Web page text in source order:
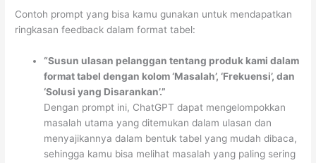
Contoh prompt yang bisa kamu gunakan untuk mendapatkan
ringkasan feedback dalam format tabel:
“Susun ulasan pelanggan tentang produk kami dalam
format tabel dengan kolom ‘Masalah’, ‘Frekuensi’, dan
‘Solusi yang Disarankan’.”
Dengan prompt ini, ChatGPT dapat mengelompokkan
masalah utama yang ditemukan dalam ulasan dan
menyajikannya dalam bentuk tabel yang mudah dibaca,
sehingga kamu bisa melihat masalah yang paling sering